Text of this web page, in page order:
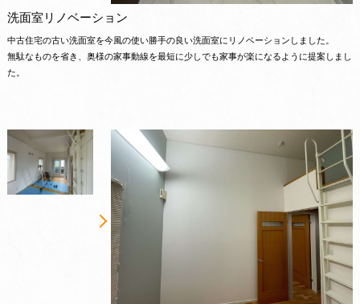
洗面室リノベーション
中古住宅の古い洗面室を今風の使い勝手の良い洗面室にリノベーションしました。
無駄なものを省き、奥様の家事動線を最短に少しでも家事が楽になるように提案しまし
た。